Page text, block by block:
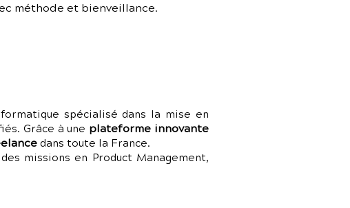
méthode et bienveillance.
spécialisé dans la mise en
Grâce à une plateforme innovante
dans toute la France.
missions en Product Management,